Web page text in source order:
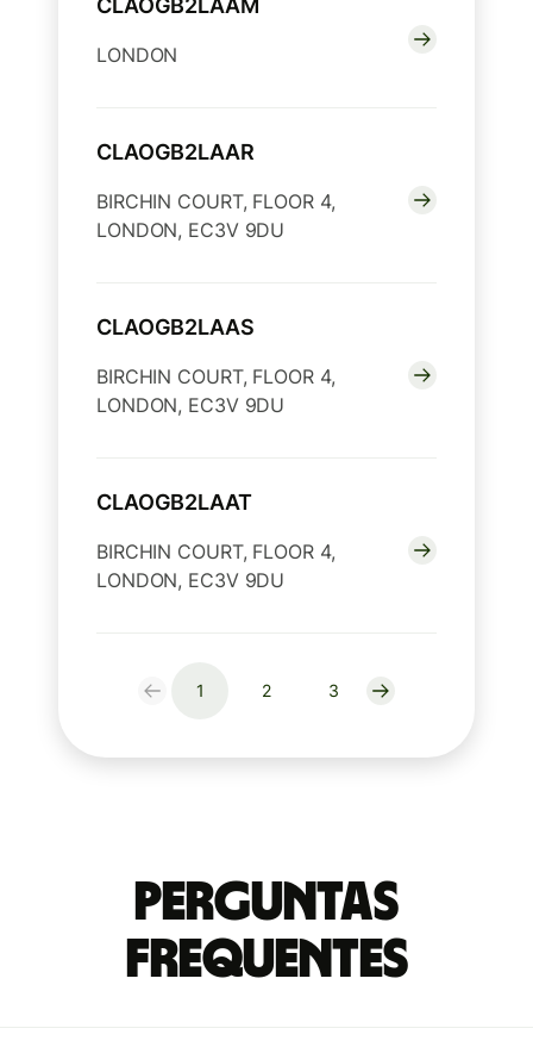
CLAOGB2LAAM
LONDON
CLAOGB2LAAR
BIRCHIN COURT, FLOOR 4,
LONDON, EC3V 9DU
CLAOGB2LAAS
BIRCHIN COURT, FLOOR 4,
LONDON, EC3V 9DU
CLAOGB2LAAT
BIRCHIN COURT, FLOOR 4,
LONDON, EC3V 9DU
1 2 3
Perguntas
frequentes